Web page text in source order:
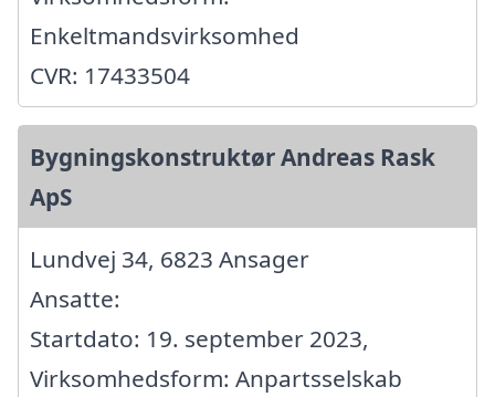
Enkeltmandsvirksomhed
CVR: 17433504
Bygningskonstruktør Andreas Rask
ApS
Lundvej 34, 6823 Ansager
Ansatte:
Startdato: 19. september 2023,
Virksomhedsform: Anpartsselskab